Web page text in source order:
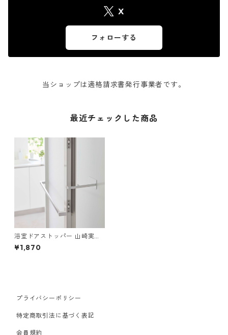
X
フォローする
当ショップは適格請求書発行事業者です。
最近チェックした商品
浴室ドアストッパー 山崎実業
tower タワー マグネット浴室
扉ストッパー ホワイト
¥1,870
プライバシーポリシー
特定商取引法に基づく表記
会員規約